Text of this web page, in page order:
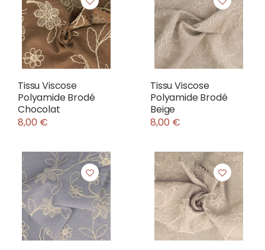
Tissu Viscose
Polyamide Brodé
Chocolat
8,00 €
Tissu Viscose
Polyamide Brodé
Beige
8,00 €